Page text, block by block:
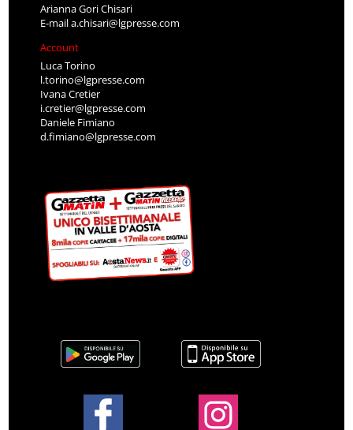
Arianna Gori Chisari
E-maila.chisari@lgpresse.com
Account
Luca Torino
l.torino@lgpresse.com
Ivana Cretier
i.cretier@lgpresse.com
Daniele Fimiano
d.fimiano@lgpresse.com